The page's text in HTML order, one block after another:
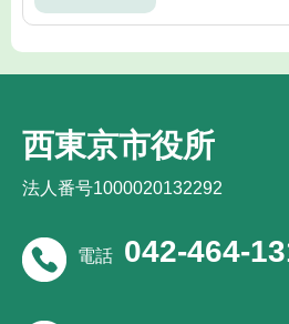
西東京市役所
法人番号1000020132292
電話 042-464-